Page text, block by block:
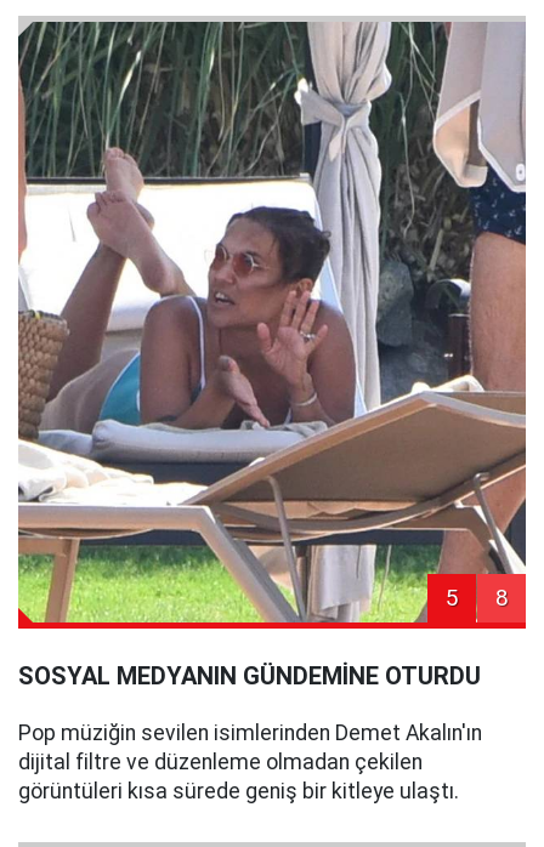
5 8
SOSYAL MEDYANIN GÜNDEMİNE OTURDU
Pop müziğin sevilen isimlerinden Demet Akalın'ın
dijital filtre ve düzenleme olmadan çekilen
görüntüleri kısa sürede geniş bir kitleye ulaştı.